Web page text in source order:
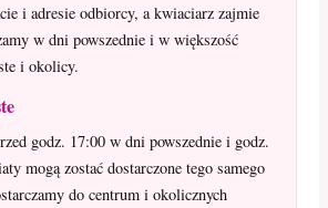
i adresie odbiorcy, a kwiaciarz zajmie
w dni powszednie i w większość
i okolicy.
godz. 17:00 w dni powszednie i godz.
mogą zostać dostarczone tego samego
do centrum i okolicznych